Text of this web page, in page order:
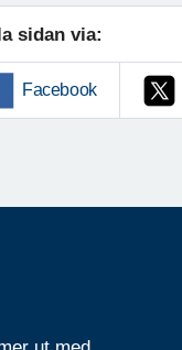
sidan via:
Facebook